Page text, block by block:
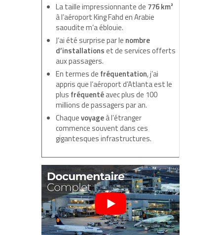
La taille impressionnante de 776 km²
à l’aéroport King Fahd en Arabie
saoudite m’a éblouie.
J’ai été surprise par le nombre
d’installationset de services offerts
aux passagers.
En termes de fréquentation, j’ai
appris que l’aéroport d’Atlanta est le
plus fréquentéavec plus de 100
millions de passagers par an.
Chaquevoyageà l’étranger
commence souvent dans ces
gigantesques infrastructures.